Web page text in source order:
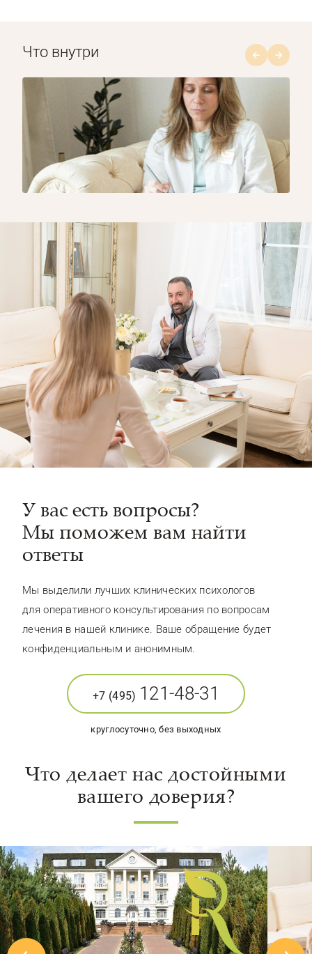
Что внутри
1/8
У вас есть вопросы?
Мы поможем вам найти
ответы
Мы выделили лучших клинических психологов
для оперативного консультирования по вопросам
лечения в нашей клинике. Ваше обращение будет
конфиденциальным и анонимным.
+7 (495) 121-48-31
круглосуточно, без выходных
Что делает нас достойными
вашего доверия?